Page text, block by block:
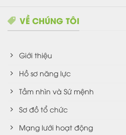
VỀ CHÚNG TÔI
Giới thiệu
Hồ sơ năng lực
Tầm nhìn và Sứ mệnh
Sơ đồ tổ chức
Mạng lưới hoạt động